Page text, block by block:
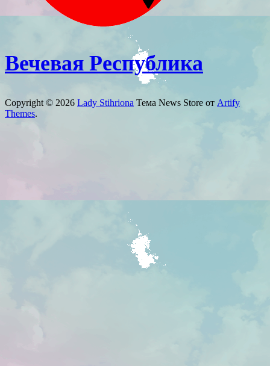
Вечевая Республика
Copyright © 2026 Lady Stihriona Тема News Store от Artify
Themes.